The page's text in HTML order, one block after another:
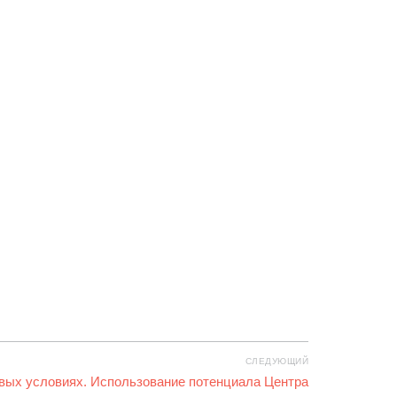
СЛЕДУЮЩИЙ
условиях. Использование потенциала Центра